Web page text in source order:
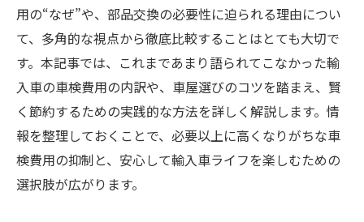
用の“なぜ”や、部品交換の必要性に迫られる理由につい
て、多角的な視点から徹底比較することはとても大切で
す。本記事では、これまであまり語られてこなかった輸
入車の車検費用の内訳や、車屋選びのコツを踏まえ、賢
く節約するための実践的な方法を詳しく解説します。情
報を整理しておくことで、必要以上に高くなりがちな車
検費用の抑制と、安心して輸入車ライフを楽しむための
選択肢が広がります。